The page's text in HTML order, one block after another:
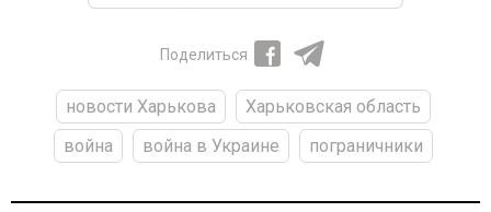
Поделиться
новости Харькова
Харьковская область
война
война в Украине пограничники